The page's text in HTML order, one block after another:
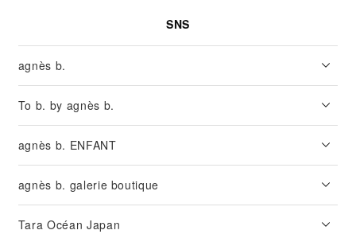
SNS
agnès b.
To b. by agnès b.
agnès b. ENFANT
agnès b. galerie boutique
Tara Océan Japan